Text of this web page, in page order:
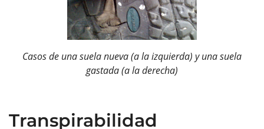
Casos de una suela nueva (a la izquierda) y una suela
gastada (a la derecha)
Transpirabilidad